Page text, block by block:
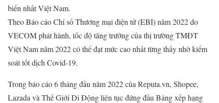
biến nhất Việt Nam.
Theo Báo cáo Chỉ số Thương mại điện tử (EBI) năm 2022 do
VECOM phát hành, tốc độ tăng trưởng của thị trường TMĐT
Việt Nam năm 2022 có thể đạt mức cao nhất từng thấy nhờ kiểm
soát tốt dịch Covid-19.
Trong báo cáo 6 tháng đầu năm 2022 của Reputa.vn, Shopee,
Lazada và Thế Giới Di Động liên tục đứng đầu Bảng xếp hạng